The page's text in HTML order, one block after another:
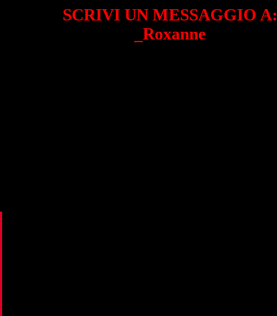
SCRIVI UN MESSAGGIO A:
_Roxanne